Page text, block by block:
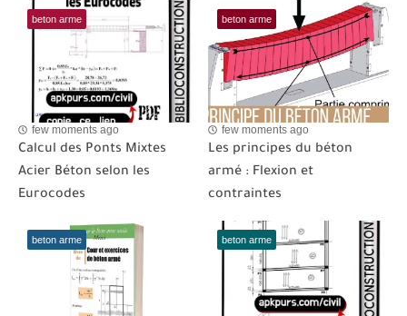
beton arme
few moments ago
Calcul des Ponts Mixtes
Acier Béton selon les
Eurocodes
beton arme
few moments ago
Les principes du béton
armé : Flexion et
contraintes
beton arme beton arme